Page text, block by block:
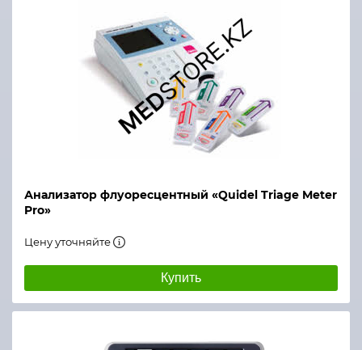
Анализатор флуоресцентный «Quidel Triage Meter
Pro»
Цену уточняйте
Купить